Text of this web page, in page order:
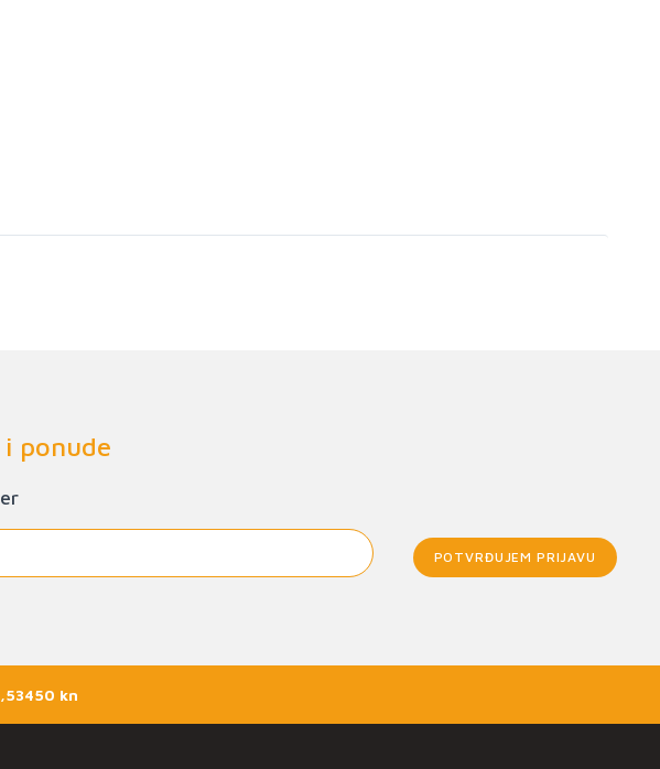
ponude
POTVRĐUJEM PRIJAVU
kn